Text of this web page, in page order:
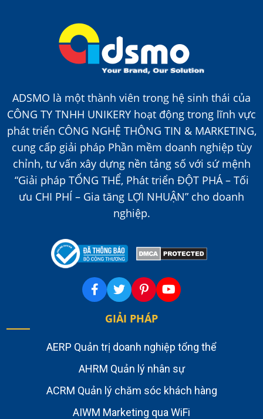
ADSMO là một thành viên trong hệ sinh thái của
CÔNG TY TNHH UNIKERY hoạt động trong lĩnh vực
phát triển CÔNG NGHỆ THÔNG TIN & MARKETING,
cung cấp giải pháp Phần mềm doanh nghiệp tùy
chỉnh, tư vấn xây dựng nền tảng số với sứ mệnh
“Giải pháp TỔNG THỂ, Phát triển ĐỘT PHÁ – Tối
ưu CHI PHÍ – Gia tăng LỢI NHUẬN” cho doanh
nghiệp.
GIẢI PHÁP
AERP Quản trị doanh nghiệp tổng thể
AHRM Quản lý nhân sự
ACRM Quản lý chăm sóc khách hàng
AIWM Marketing qua WiFi